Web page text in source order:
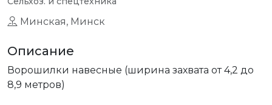
Минская, Минск
Описание
Ворошилки навесные (ширина захвата от 4,2 до
8,9 метров)